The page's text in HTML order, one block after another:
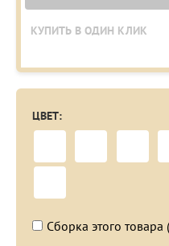
КУПИТЬ В ОДИН КЛИК
ЦВЕТ:
Сборка этого товара